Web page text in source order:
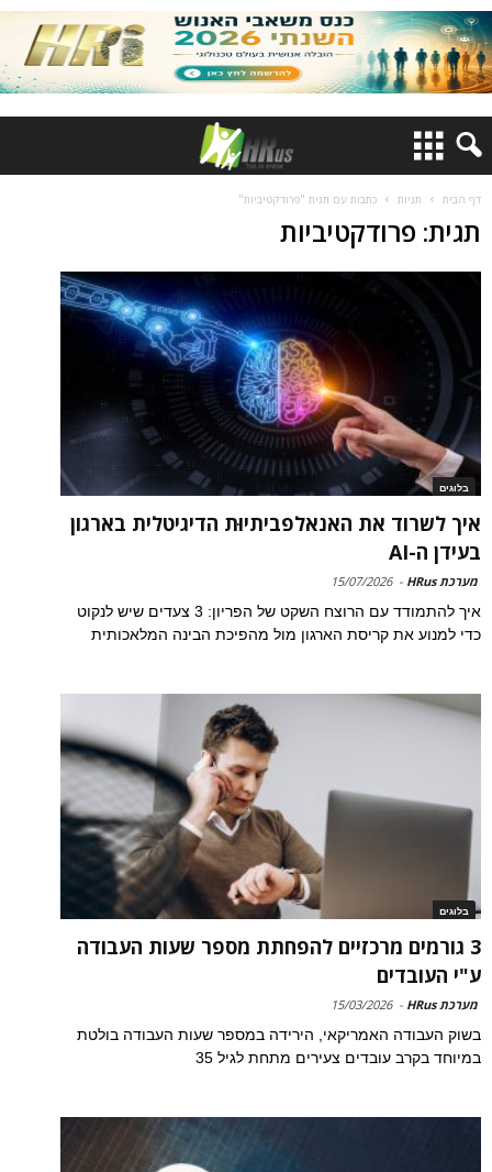
דף הבית תגיות כתבות עם תגית "פרודקטיביות"
תגית: פרודקטיביות
בלוגים
איך לשרוד את האנאלפביתיוּת הדיגיטלית בארגון
בעידן ה-AI
מערכת HRus -
15/07/2026
איך להתמודד עם הרוצח השקט של הפריון: 3 צעדים שיש לנקוט
כדי למנוע את קריסת הארגון מול מהפיכת הבינה המלאכותית
בלוגים
3 גורמים מרכזיים להפחתת מספר שעות העבודה
ע"י העובדים
מערכת HRus -
15/03/2026
בשוק העבודה האמריקאי, הירידה במספר שעות העבודה בולטת
במיוחד בקרב עובדים צעירים מתחת לגיל 35